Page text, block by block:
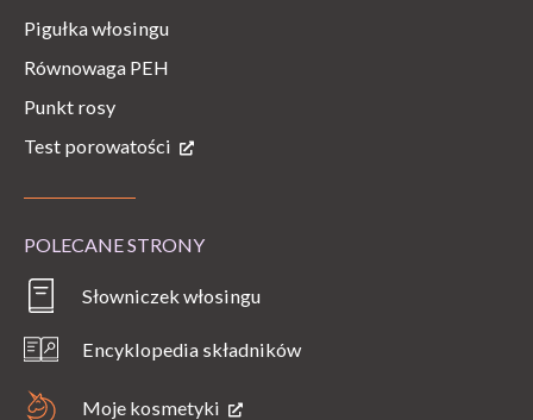
Pigułka włosingu
Równowaga PEH
Punkt rosy
Test porowatości
POLECANE STRONY
Słowniczek włosingu
Encyklopedia składników
Moje kosmetyki